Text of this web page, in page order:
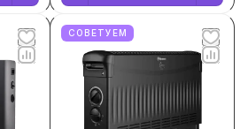
СОВЕТУЕМ